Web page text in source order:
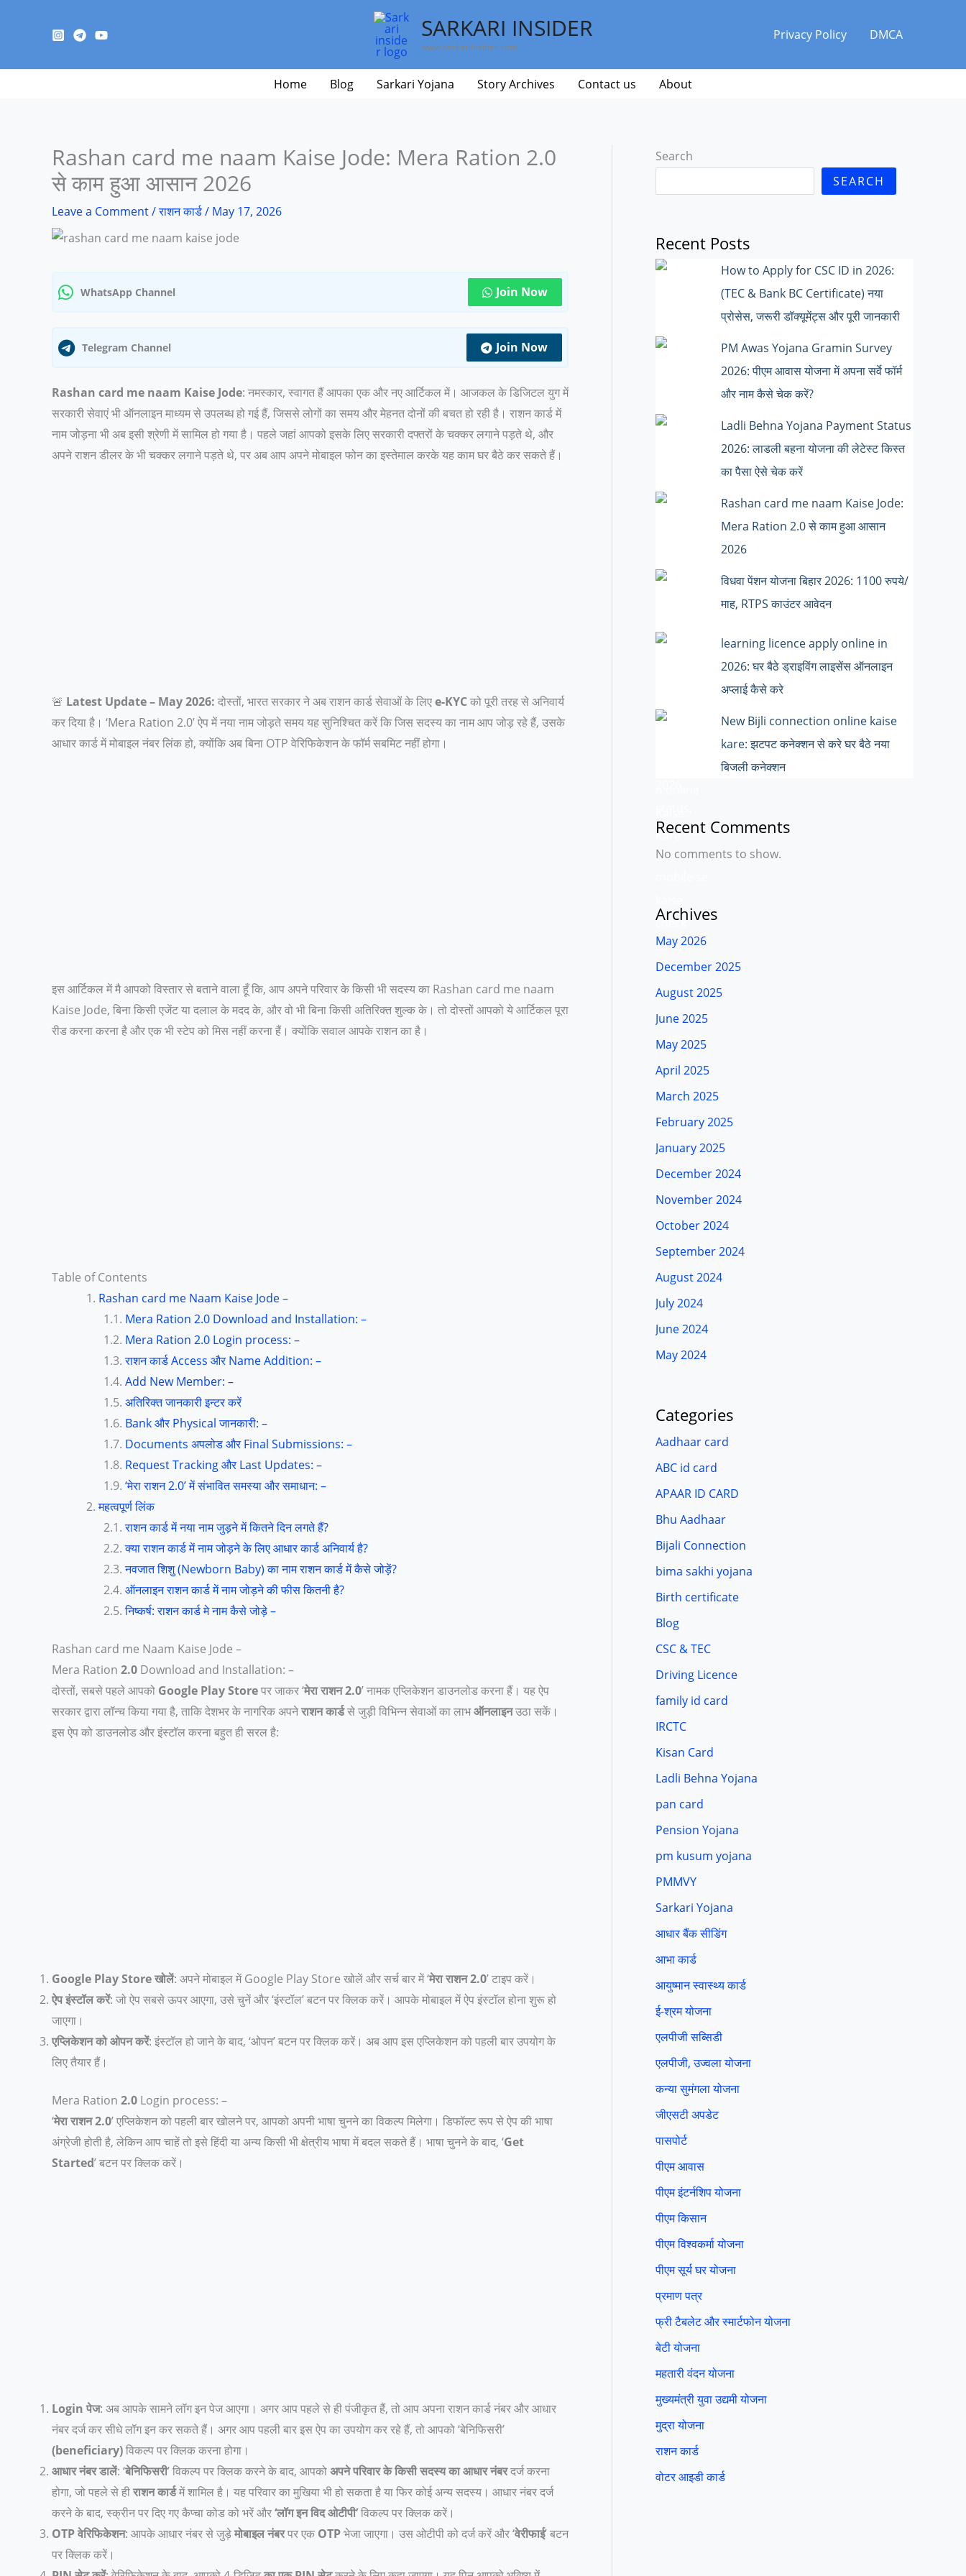
SARKARI INSIDER
www.sarkariinsider.com
Privacy Policy DMCA
Home Blog Sarkari Yojana Story Archives Contact us About
Rashan card me naam Kaise Jode: Mera Ration 2.0
से काम हुआ आसान 2026
Leave a Comment/राशन कार्ड/ May 17, 2026
WhatsApp Channel Join Now
Telegram Channel Join Now
Rashan card me naam Kaise Jode: नमस्कार, स्वागत हैं आपका एक और नए आर्टिकल में। आजकल के डिजिटल युग में
सरकारी सेवाएं भी ऑनलाइन माध्यम से उपलब्ध हो गई हैं, जिससे लोगों का समय और मेहनत दोनों की बचत हो रही है। राशन कार्ड में
नाम जोड़ना भी अब इसी श्रेणी में सामिल हो गया है। पहले जहां आपको इसके लिए सरकारी दफ्तरों के चक्कर लगाने पड़ते थे, और
अपने राशन डीलर के भी चक्कर लगाने पड़ते थे, पर अब आप अपने मोबाइल फोन का इस्तेमाल करके यह काम घर बैठे कर सकते हैं।
🚨 Latest Update – May 2026: दोस्तों, भारत सरकार ने अब राशन कार्ड सेवाओं के लिएe-KYCको पूरी तरह से अनिवार्य
कर दिया है। ‘Mera Ration 2.0’ ऐप में नया नाम जोड़ते समय यह सुनिश्चित करें कि जिस सदस्य का नाम आप जोड़ रहे हैं, उसके
आधार कार्ड में मोबाइल नंबर लिंक हो, क्योंकि अब बिना OTP वेरिफिकेशन के फॉर्म सबमिट नहीं होगा।
इस आर्टिकल में मै आपको विस्तार से बताने वाला हूँ कि, आप अपने परिवार के किसी भी सदस्य का Rashan card me naam
Kaise Jode, बिना किसी एजेंट या दलाल के मदद के, और वो भी बिना किसी अतिरिक्त शुल्क के। तो दोस्तों आपको ये आर्टिकल पूरा
रीड करना करना है और एक भी स्टेप को मिस नहीं करना हैं। क्योंकि सवाल आपके राशन का है।
Table of Contents
Rashan card me Naam Kaise Jode –
Mera Ration 2.0 Download and Installation: –
Mera Ration 2.0 Login process: –
राशन कार्ड Access और Name Addition: –
Add New Member: –
अतिरिक्त जानकारी इन्टर करें
Bank और Physical जानकारी: –
Documents अपलोड और Final Submissions: –
Request Tracking और Last Updates: –
‘मेरा राशन 2.0’ में संभावित समस्या और समाधान: –
महत्वपूर्ण लिंक
राशन कार्ड में नया नाम जुड़ने में कितने दिन लगते हैं?
क्या राशन कार्ड में नाम जोड़ने के लिए आधार कार्ड अनिवार्य है?
नवजात शिशु (Newborn Baby) का नाम राशन कार्ड में कैसे जोड़ें?
ऑनलाइन राशन कार्ड में नाम जोड़ने की फीस कितनी है?
निष्कर्ष: राशन कार्ड मे नाम कैसे जोड़े –
Rashan card me Naam Kaise Jode –
Mera Ration 2.0 Download and Installation: –
दोस्तों, सबसे पहले आपको Google Play Storeपर जाकर ‘मेरा राशन 2.0’ नामक एप्लिकेशन डाउनलोड करना हैं। यह ऐप
सरकार द्वारा लॉन्च किया गया है, ताकि देशभर के नागरिक अपनेराशन कार्डसे जुड़ी विभिन्न सेवाओं का लाभऑनलाइनउठा सकें।
इस ऐप को डाउनलोड और इंस्टॉल करना बहुत ही सरल है:
Google Play Store खोलें: अपने मोबाइल में Google Play Store खोलें और सर्च बार में ‘मेरा राशन 2.0’ टाइप करें।
ऐप इंस्टॉल करें: जो ऐप सबसे ऊपर आएगा, उसे चुनें और ‘इंस्टॉल’ बटन पर क्लिक करें। आपके मोबाइल में ऐप इंस्टॉल होना शुरू हो
जाएगा।
एप्लिकेशन को ओपन करें: इंस्टॉल हो जाने के बाद, ‘ओपन’ बटन पर क्लिक करें। अब आप इस एप्लिकेशन को पहली बार उपयोग के
लिए तैयार हैं।
Mera Ration 2.0 Login process: –
‘मेरा राशन 2.0’ एप्लिकेशन को पहली बार खोलने पर, आपको अपनी भाषा चुनने का विकल्प मिलेगा। डिफॉल्ट रूप से ऐप की भाषा
अंग्रेजी होती है, लेकिन आप चाहें तो इसे हिंदी या अन्य किसी भी क्षेत्रीय भाषा में बदल सकते हैं। भाषा चुनने के बाद, ‘Get
Started’ बटन पर क्लिक करें।
Login पेज: अब आपके सामने लॉग इन पेज आएगा। अगर आप पहले से ही पंजीकृत हैं, तो आप अपना राशन कार्ड नंबर और आधार
नंबर दर्ज कर सीधे लॉग इन कर सकते हैं। अगर आप पहली बार इस ऐप का उपयोग कर रहे हैं, तो आपको ‘बेनिफिसरी’
(beneficiary)विकल्प पर क्लिक करना होगा।
आधार नंबर डालें: ‘बेनिफिसरी’ विकल्प पर क्लिक करने के बाद, आपकोअपने परिवार के किसी सदस्य का आधार नंबरदर्ज करना
होगा, जो पहले से हीराशन कार्डमें शामिल है। यह परिवार का मुखिया भी हो सकता है या फिर कोई अन्य सदस्य। आधार नंबर दर्ज
करने के बाद, स्क्रीन पर दिए गए कैप्चा कोड को भरें और‘लॉग इन विद ओटीपी’विकल्प पर क्लिक करें।
OTP वेरिफिकेशन: आपके आधार नंबर से जुड़ेमोबाइल नंबरपर एक OTPभेजा जाएगा। उस ओटीपी को दर्ज करें और ‘वेरीफाई’ बटन
पर क्लिक करें।
Search
SEARCH
Recent Posts
How to Apply for CSC ID in 2026:
(TEC & Bank BC Certificate) नया
प्रोसेस, जरूरी डॉक्यूमेंट्स और पूरी जानकारी
PM Awas Yojana Gramin Survey
2026: पीएम आवास योजना में अपना सर्वे फॉर्म
और नाम कैसे चेक करें?
Ladli Behna Yojana Payment Status
2026: लाडली बहना योजना की लेटेस्ट किस्त
का पैसा ऐसे चेक करें
Rashan card me naam Kaise Jode:
Mera Ration 2.0 से काम हुआ आसान
2026
विधवा पेंशन योजना बिहार 2026: 1100 रुपये/
माह, RTPS काउंटर आवेदन
learning licence apply online in
2026: घर बैठे ड्राइविंग लाइसेंस ऑनलाइन
अप्लाई कैसे करे
New Bijli connection online kaise
kare: झटपट कनेक्शन से करे घर बैठे नया
बिजली कनेक्शन
Recent Comments
No comments to show.
Archives
May 2026
December 2025
August 2025
June 2025
May 2025
April 2025
March 2025
February 2025
January 2025
December 2024
November 2024
October 2024
September 2024
August 2024
July 2024
June 2024
May 2024
Categories
Aadhaar card
ABC id card
APAAR ID CARD
Bhu Aadhaar
Bijali Connection
bima sakhi yojana
Birth certificate
Blog
CSC & TEC
Driving Licence
family id card
IRCTC
Kisan Card
Ladli Behna Yojana
pan card
Pension Yojana
pm kusum yojana
PMMVY
Sarkari Yojana
आधार बैंक सीडिंग
आभा कार्ड
आयुष्मान स्वास्थ्य कार्ड
ई-श्रम योजना
एलपीजी सब्सिडी
एलपीजी, उज्वला योजना
कन्या सुमंगला योजना
जीएसटी अपडेट
पासपोर्ट
पीएम आवास
पीएम इंटर्नशिप योजना
पीएम किसान
पीएम विश्वकर्मा योजना
पीएम सूर्य घर योजना
प्रमाण पत्र
फ्री टैबलेट और स्मार्टफोन योजना
बेटी योजना
महतारी वंदन योजना
मुख्यमंत्री युवा उद्यमी योजना
मुद्रा योजना
राशन कार्ड
वोटर आइडी कार्ड